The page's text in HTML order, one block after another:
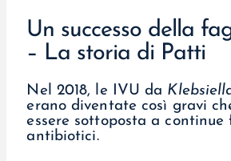
Un successo della
– La storia di Patti
Nel 2018, le IVU da
erano diventate così gravi
essere sottoposta a continue
antibiotici.